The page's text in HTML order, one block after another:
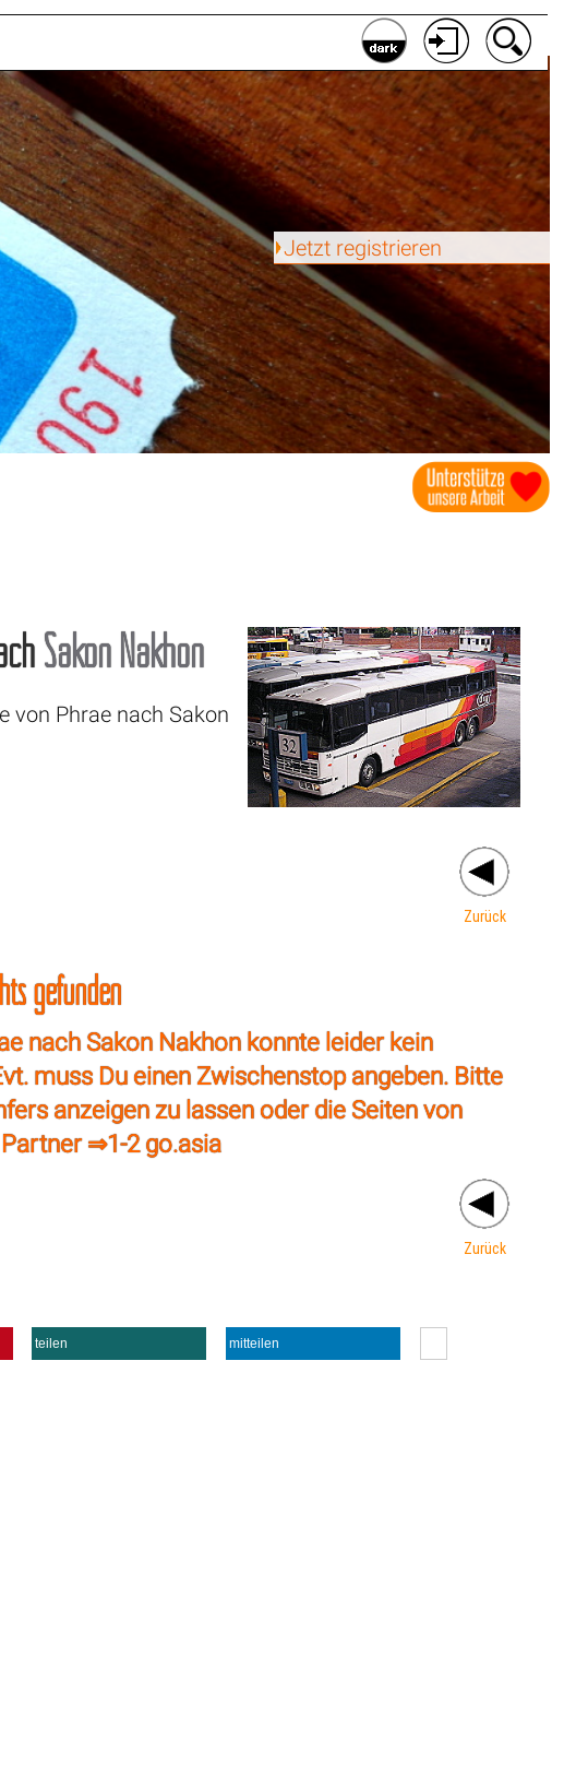
Jetzt registrieren
Sakon Nakhon
von Phrae nach Sakon
Zurück
gefunden
nach Sakon Nakhon konnte leider kein
muss Du einen Zwischenstop angeben. Bitte
anzeigen zu lassen oder die Seiten von
Partner ⇒1-2 go.asia
Zurück
teilen mitteilen